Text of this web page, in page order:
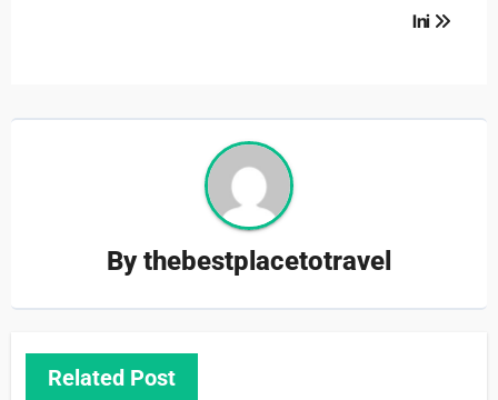
Ini
Bythebestplacetotravel
Related Post